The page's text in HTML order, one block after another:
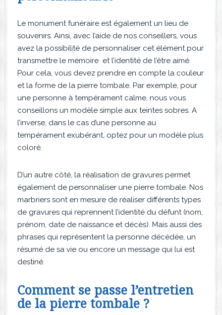
Le monument funéraire est également un lieu de
souvenirs. Ainsi, avec l’aide de nos conseillers, vous
avez la possibilité de personnaliser cet élément pour
transmettre le mémoire et l’identité de l’être aimé.
Pour cela, vous devez prendre en compte la couleur
et la forme de la pierre tombale. Par exemple, pour
une personne à tempérament calme, nous vous
conseillons un modèle simple aux teintes sobres. A
l’inverse, dans le cas d’une personne au
tempérament exubérant, optez pour un modèle plus
coloré.
D’un autre côté, la réalisation de gravures permet
également de personnaliser une pierre tombale. Nos
marbriers sont en mesure de réaliser différents types
de gravures qui reprennent l’identité du défunt (nom,
prénom, date de naissance et décès). Mais aussi des
phrases qui représentent la personne décédée, un
résumé de sa vie ou encore un message qui lui est
destiné.
Comment se passe l’entretien
de la pierre tombale ?